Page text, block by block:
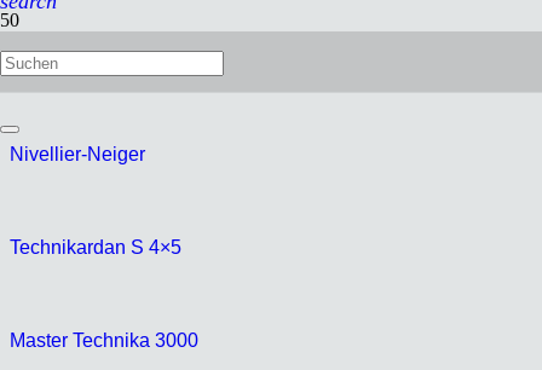
Technorama 612pc II
Nivellier-Neiger
Technikardan S 4×5
Master Technika 3000